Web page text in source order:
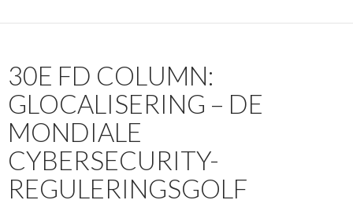
30E FD COLUMN:
GLOCALISERING – DE
MONDIALE
CYBERSECURITY-
REGULERINGSGOLF